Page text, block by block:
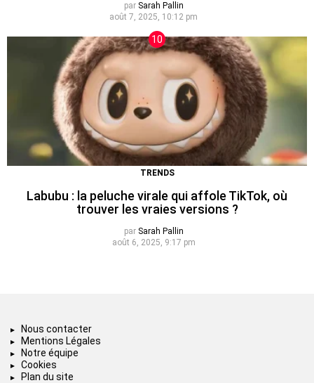
par Sarah Pallin
août 7, 2025, 10:12 pm
TRENDS
Labubu : la peluche virale qui affole TikTok, où
trouver les vraies versions ?
par Sarah Pallin
août 6, 2025, 9:17 pm
Nous contacter
Mentions Légales
Notre équipe
Cookies
Plan du site